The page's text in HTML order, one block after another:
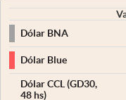
Dólar BNA
Dólar Blue
Dólar CCL (GD30,
48 hs)